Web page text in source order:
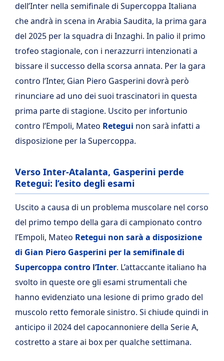
dell’Inter nella semifinale di Supercoppa Italiana
che andrà in scena in Arabia Saudita, la prima gara
del 2025 per la squadra di Inzaghi. In palio il primo
trofeo stagionale, con i nerazzurri intenzionati a
bissare il successo della scorsa annata. Per la gara
contro l’Inter, Gian Piero Gasperini dovrà però
rinunciare ad uno dei suoi trascinatori in questa
prima parte di stagione. Uscito per infortunio
contro l’Empoli, Mateo Retegui non sarà infatti a
disposizione per la Supercoppa.
Verso Inter-Atalanta, Gasperini perde
Retegui: l’esito degli esami
Uscito a causa di un problema muscolare nel corso
del primo tempo della gara di campionato contro
l’Empoli, Mateo Retegui non sarà a disposizione
di Gian Piero Gasperini per la semifinale di
Supercoppa contro l’Inter. L’attaccante italiano ha
svolto in queste ore gli esami strumentali che
hanno evidenziato una lesione di primo grado del
muscolo retto femorale sinistro. Si chiude quindi in
anticipo il 2024 del capocannoniere della Serie A,
costretto a stare ai box per qualche settimana.